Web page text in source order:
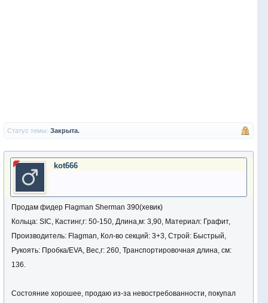
Статус темы: Закрыта.
kot666
Продам фидер Flagman Sherman 390(хевик)
Кольца: SIC, Кастинг,г: 50-150, Длина,м: 3,90, Материал: Графит,
Производитель: Flagman, Кол-во секций: 3+3, Строй: Быстрый,
Рукоять: Пробка/EVA, Вес,г: 260, Транспортировочная длина, см:
136.
Состояние хорошее, продаю из-за невостребованности, покупал